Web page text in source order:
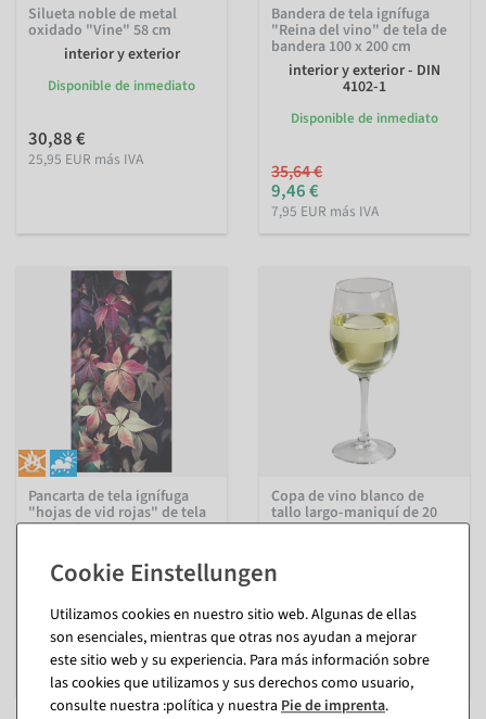
Silueta noble de metal
oxidado "Vine" 58 cm
interior y exterior
Disponible de inmediato
30,88 €
25,95 EUR más IVA
Bandera de tela ignífuga
"Reina del vino" de tela de
bandera 100 x 200 cm
interior y exterior - DIN
4102-1
Disponible de inmediato
35,64 €
9,46 €
7,95 EUR más IVA
Pancarta de tela ignífuga
"hojas de vid rojas" de tela
de bandera 100 x 200 cm
13501-1
35,64 €
29,95 EUR más IVA
Copa de vino blanco de
tallo largo-maniquí de 20
cm
23,74 €
19,95 EUR más IVA
Utilizamos cookies en nuestro sitio web. Algunas de ellas
son esenciales, mientras que otras nos ayudan a mejorar
este sitio web y su experiencia. Para más información sobre
las cookies que utilizamos y sus derechos como usuario,
consulte nuestra :política y nuestra Pie de imprenta.